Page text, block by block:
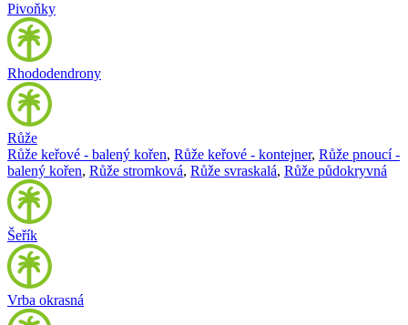
Pivoňky
Rhododendrony
Růže
Růže keřové - balený kořen, Růže keřové - kontejner, Růže pnoucí -
balený kořen, Růže stromková, Růže svraskalá, Růže půdokryvná
Šeřík
Vrba okrasná